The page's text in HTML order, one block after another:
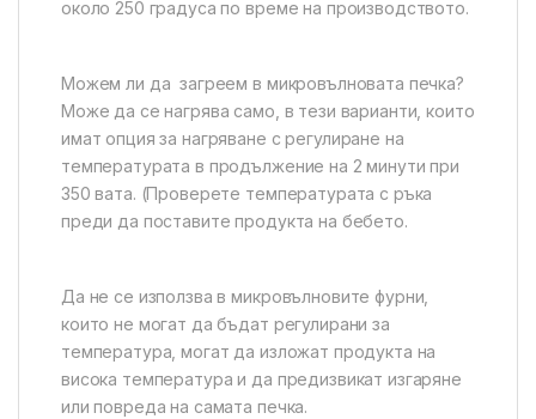
около 250 градуса по време на производството.
Можем ли да загреем в микровълновата печка?
Може да се нагрява само, в тези варианти, които
имат опция за нагряване с регулиране на
температурата в продължение на 2 минути при
350 вата. (Проверете температурата с ръка
преди да поставите продукта на бебето.
Да не се използва в микровълновите фурни,
които не могат да бъдат регулирани за
температура, могат да изложат продукта на
висока температура и да предизвикат изгаряне
или повреда на самата печка.